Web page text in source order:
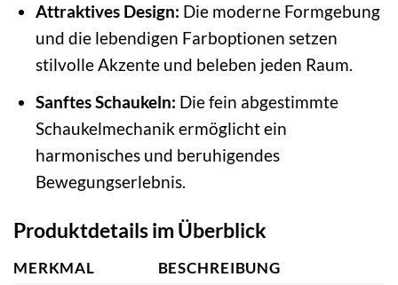
Attraktives Design: Die moderne Formgebung
und die lebendigen Farboptionen setzen
stilvolle Akzente und beleben jeden Raum.
Sanftes Schaukeln: Die fein abgestimmte
Schaukelmechanik ermöglicht ein
harmonisches und beruhigendes
Bewegungserlebnis.
Produktdetails im Überblick
MERKMAL
BESCHREIBUNG